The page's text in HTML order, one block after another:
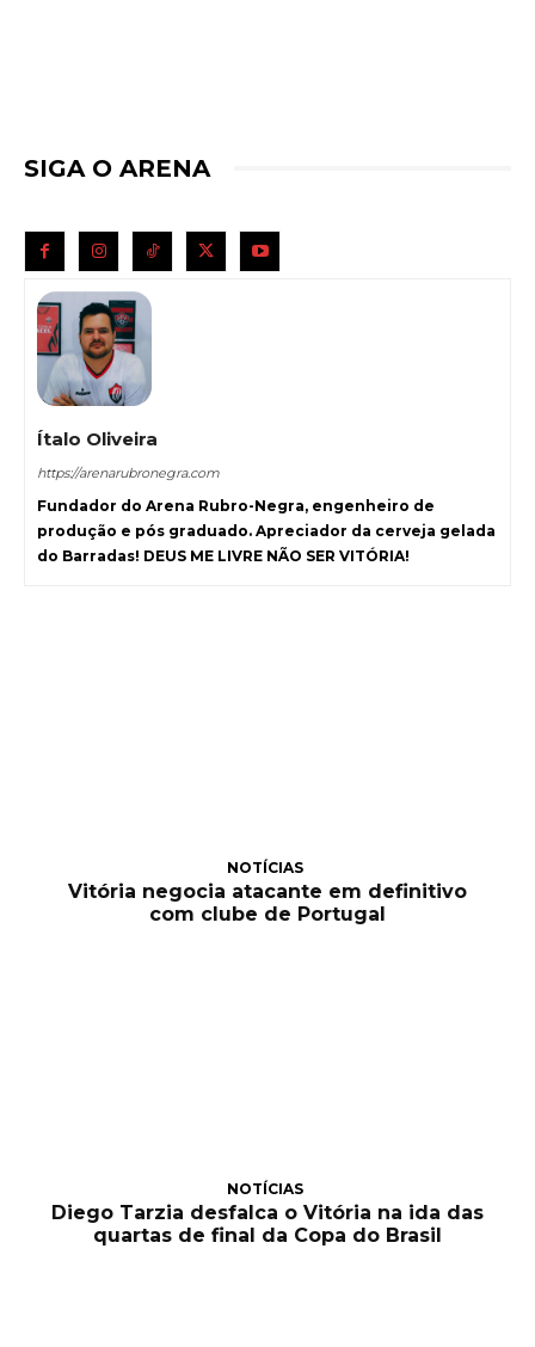
SIGA O ARENA
Ítalo Oliveira
https://arenarubronegra.com
Fundador do Arena Rubro-Negra, engenheiro de
produção e pós graduado. Apreciador da cerveja gelada
do Barradas! DEUS ME LIVRE NÃO SER VITÓRIA!
NOTÍCIAS
Vitória negocia atacante em definitivo
com clube de Portugal
NOTÍCIAS
Diego Tarzia desfalca o Vitória na ida das
quartas de final da Copa do Brasil